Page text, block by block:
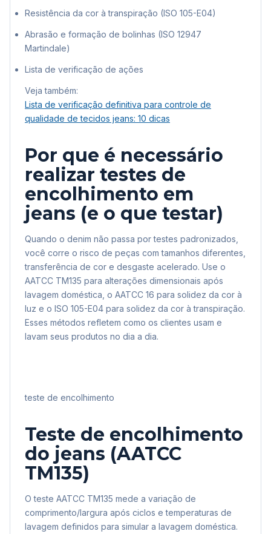
Resistência da cor à transpiração (ISO 105-E04)
Abrasão e formação de bolinhas (ISO 12947
Martindale)
Lista de verificação de ações
Veja também:
Lista de verificação definitiva para controle de
qualidade de tecidos jeans: 10 dicas
Por que é necessário
realizar testes de
encolhimento em
jeans (e o que testar)
Quando o denim não passa por testes padronizados,
você corre o risco de peças com tamanhos diferentes,
transferência de cor e desgaste acelerado. Use o
AATCC TM135 para alterações dimensionais após
lavagem doméstica, o AATCC 16 para solidez da cor à
luz e o ISO 105-E04 para solidez da cor à transpiração.
Esses métodos refletem como os clientes usam e
lavam seus produtos no dia a dia.
teste de encolhimento
Teste de encolhimento
do jeans (AATCC
TM135)
O teste AATCC TM135 mede a variação de
comprimento/largura após ciclos e temperaturas de
lavagem definidos para simular a lavagem doméstica.